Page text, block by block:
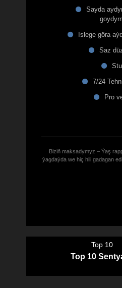
Sayda
Islege göra
Saz
7/24
Pro
Biziñ maksadymyz – Ýaş
ýagdaýda we hiç hili gadagan
Top 10
Top 10